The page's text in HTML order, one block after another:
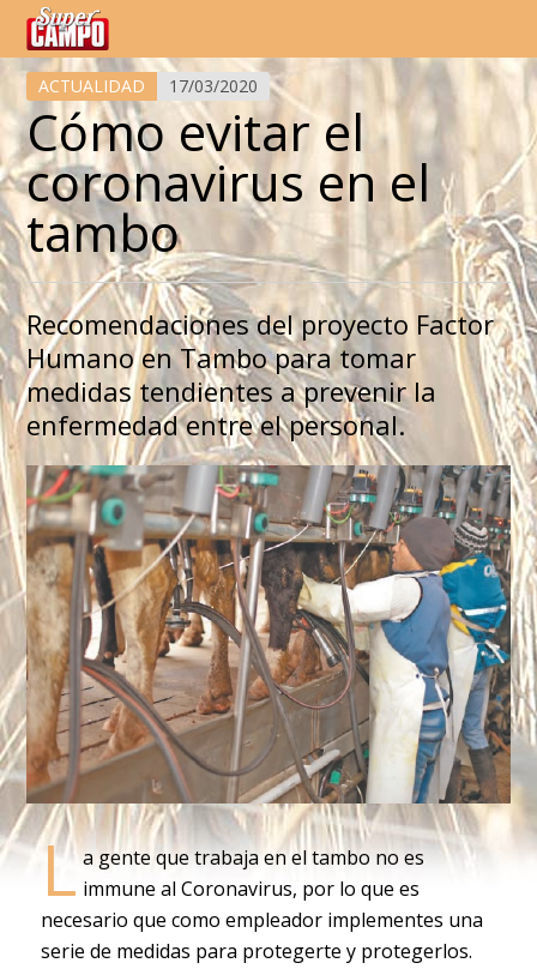
Temas de hoy
ACTUALIDAD 17/03/2020
Cómo evitar el
coronavirus en el
tambo
Recomendaciones del proyecto Factor
Humano en Tambo para tomar
medidas tendientes a prevenir la
enfermedad entre el personal.
L a gente que trabaja en el tambo no es
immune al Coronavirus, por lo que es
necesario que como empleador implementes una
serie de medidas para protegerte y protegerlos.